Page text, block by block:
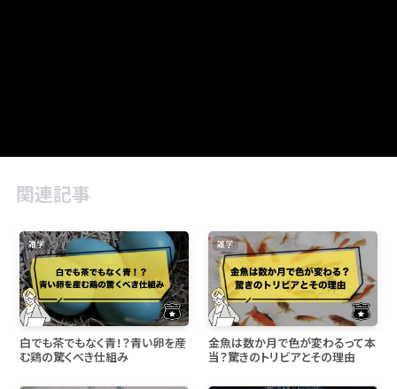
関連記事
雑学
白でも茶でもなく青！？青い卵を産
む鶏の驚くべき仕組み
雑学
金魚は数か月で色が変わるって本
当？驚きのトリビアとその理由